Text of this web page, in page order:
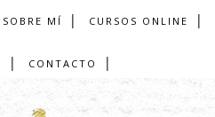
SOBRE MÍ CURSOS ONLINE
CONTACTO